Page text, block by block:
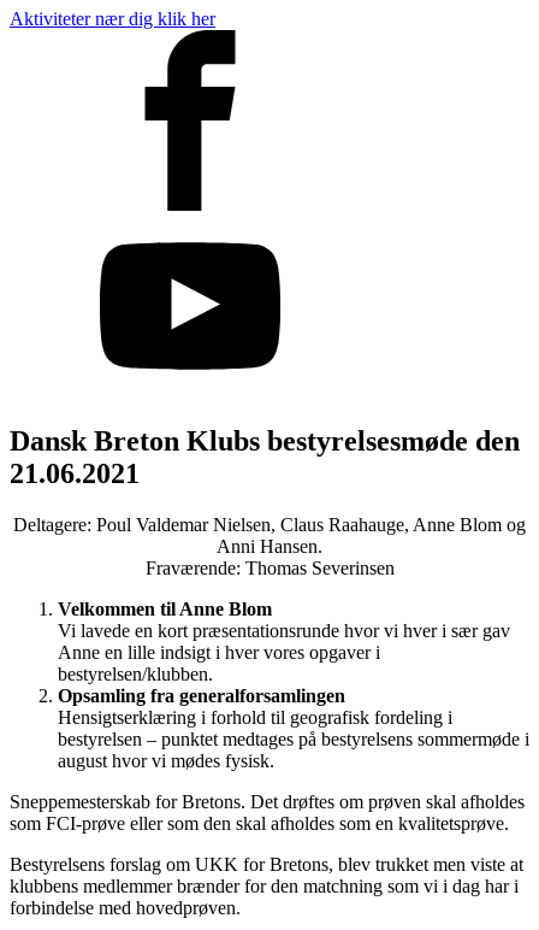
Aktiviteter nær dig klik her
Dansk Breton Klubs bestyrelsesmøde den
21.06.2021
Deltagere: Poul Valdemar Nielsen, Claus Raahauge, Anne Blom og
Anni Hansen.
Fraværende: Thomas Severinsen
Velkommen til Anne Blom
Vi lavede en kort præsentationsrunde hvor vi hver i sær gav
Anne en lille indsigt i hver vores opgaver i
bestyrelsen/klubben.
Opsamling fra generalforsamlingen
Hensigtserklæring i forhold til geografisk fordeling i
bestyrelsen – punktet medtages på bestyrelsens sommermøde i
august hvor vi mødes fysisk.
Sneppemesterskab for Bretons. Det drøftes om prøven skal afholdes
som FCI-prøve eller som den skal afholdes som en kvalitetsprøve.
Bestyrelsens forslag om UKK for Bretons, blev trukket men viste at
klubbens medlemmer brænder for den matchning som vi i dag har i
forbindelse med hovedprøven.